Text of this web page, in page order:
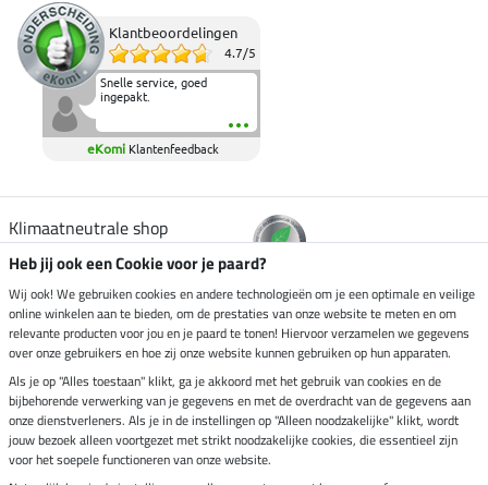
Klantbeoordelingen
4.7/5
Snelle service, goed
ingepakt.
eKomi Klantenfeedback
Klimaatneutrale shop
Verzending per
Veilig betalen met
Impressum
Heb jij ook een Cookie voor je paard?
Wij ook! We gebruiken cookies en andere technologieën om je een optimale en veilige
online winkelen aan te bieden, om de prestaties van onze website te meten en om
relevante producten voor jou en je paard te tonen! Hiervoor verzamelen we gegevens
over onze gebruikers en hoe zij onze website kunnen gebruiken op hun apparaten.
Als je op "Alles toestaan" klikt, ga je akkoord met het gebruik van cookies en de
bijbehorende verwerking van je gegevens en met de overdracht van de gegevens aan
onze dienstverleners. Als je in de instellingen op "Alleen noodzakelijke" klikt, wordt
jouw bezoek alleen voortgezet met strikt noodzakelijke cookies, die essentieel zijn
voor het soepele functioneren van onze website.